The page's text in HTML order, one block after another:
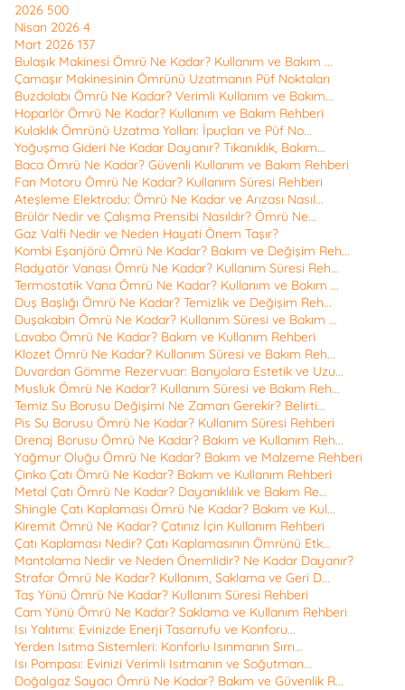
2026 500
Nisan 2026 4
Mart 2026 137
Bulaşık Makinesi Ömrü Ne Kadar? Kullanım ve Bakım ...
Çamaşır Makinesinin Ömrünü Uzatmanın Püf Noktaları
Buzdolabı Ömrü Ne Kadar? Verimli Kullanım ve Bakım...
Hoparlör Ömrü Ne Kadar? Kullanım ve Bakım Rehberi
Kulaklık Ömrünü Uzatma Yolları: İpuçları ve Püf No...
Yoğuşma Gideri Ne Kadar Dayanır? Tıkanıklık, Bakım...
Baca Ömrü Ne Kadar? Güvenli Kullanım ve Bakım Rehberi
Fan Motoru Ömrü Ne Kadar? Kullanım Süresi Rehberi
Ateşleme Elektrodu: Ömrü Ne Kadar ve Arızası Nasıl...
Brülör Nedir ve Çalışma Prensibi Nasıldır? Ömrü Ne...
Gaz Valfi Nedir ve Neden Hayati Önem Taşır?
Kombi Eşanjörü Ömrü Ne Kadar? Bakım ve Değişim Reh...
Radyatör Vanası Ömrü Ne Kadar? Kullanım Süresi Reh...
Termostatik Vana Ömrü Ne Kadar? Kullanım ve Bakım ...
Duş Başlığı Ömrü Ne Kadar? Temizlik ve Değişim Reh...
Duşakabin Ömrü Ne Kadar? Kullanım Süresi ve Bakım ...
Lavabo Ömrü Ne Kadar? Bakım ve Kullanım Rehberi
Klozet Ömrü Ne Kadar? Kullanım Süresi ve Bakım Reh...
Duvardan Gömme Rezervuar: Banyolara Estetik ve Uzu...
Musluk Ömrü Ne Kadar? Kullanım Süresi ve Bakım Reh...
Temiz Su Borusu Değişimi Ne Zaman Gerekir? Belirti...
Pis Su Borusu Ömrü Ne Kadar? Kullanım Süresi Rehberi
Drenaj Borusu Ömrü Ne Kadar? Bakım ve Kullanım Reh...
Yağmur Oluğu Ömrü Ne Kadar? Bakım ve Malzeme Rehberi
Çinko Çatı Ömrü Ne Kadar? Bakım ve Kullanım Rehberi
Metal Çatı Ömrü Ne Kadar? Dayanıklılık ve Bakım Re...
Shingle Çatı Kaplaması Ömrü Ne Kadar? Bakım ve Kul...
Kiremit Ömrü Ne Kadar? Çatınız İçin Kullanım Rehberi
Çatı Kaplaması Nedir? Çatı Kaplamasının Ömrünü Etk...
Mantolama Nedir ve Neden Önemlidir? Ne Kadar Dayanır?
Strafor Ömrü Ne Kadar? Kullanım, Saklama ve Geri D...
Taş Yünü Ömrü Ne Kadar? Kullanım Süresi Rehberi
Cam Yünü Ömrü Ne Kadar? Saklama ve Kullanım Rehberi
Isı Yalıtımı: Evinizde Enerji Tasarrufu ve Konforu...
Yerden Isıtma Sistemleri: Konforlu Isınmanın Sırrı...
Isı Pompası: Evinizi Verimli Isıtmanın ve Soğutman...
Doğalgaz Sayacı Ömrü Ne Kadar? Bakım ve Güvenlik R...